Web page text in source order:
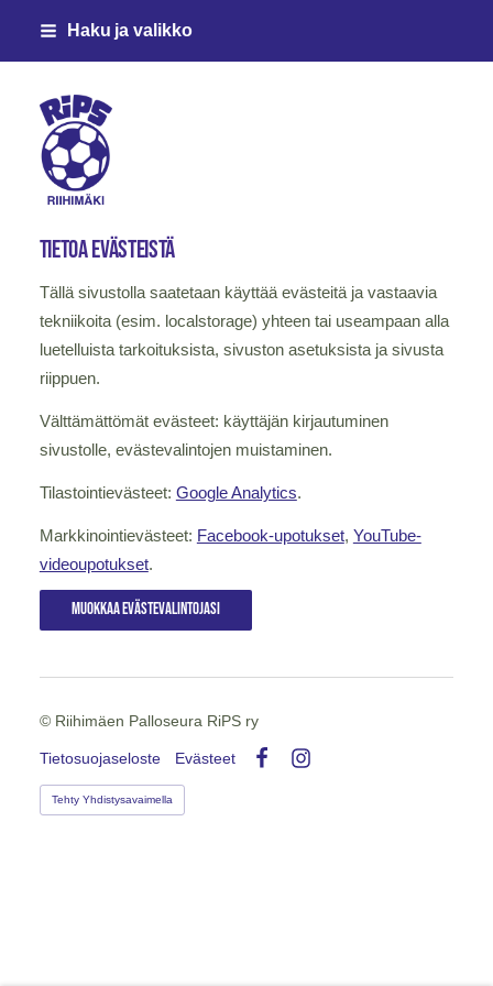
Siirry
Haku ja valikko
Riihimäen Palloseura ry
Tietoa evästeistä
Tällä sivustolla saatetaan käyttää evästeitä ja vastaavia
tekniikoita (esim. localstorage) yhteen tai useampaan alla
luetelluista tarkoituksista, sivuston asetuksista ja sivusta
riippuen.
Välttämättömät evästeet: käyttäjän kirjautuminen
sivustolle, evästevalintojen muistaminen.
Tilastointievästeet: Google Analytics.
Markkinointievästeet: Facebook-upotukset, YouTube-
videoupotukset.
Muokkaa evästevalintojasi
© Riihimäen Palloseura RiPS ry
Tietosuojaseloste
Evästeet
Tehty Yhdistysavaimella